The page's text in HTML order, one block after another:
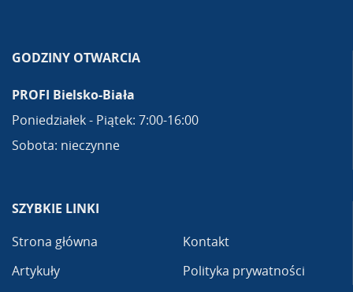
GODZINY OTWARCIA
PROFI Bielsko-Biała
Poniedziałek - Piątek: 7:00-16:00
Sobota: nieczynne
SZYBKIE LINKI
Strona główna
Artykuły
Kontakt
Polityka prywatności